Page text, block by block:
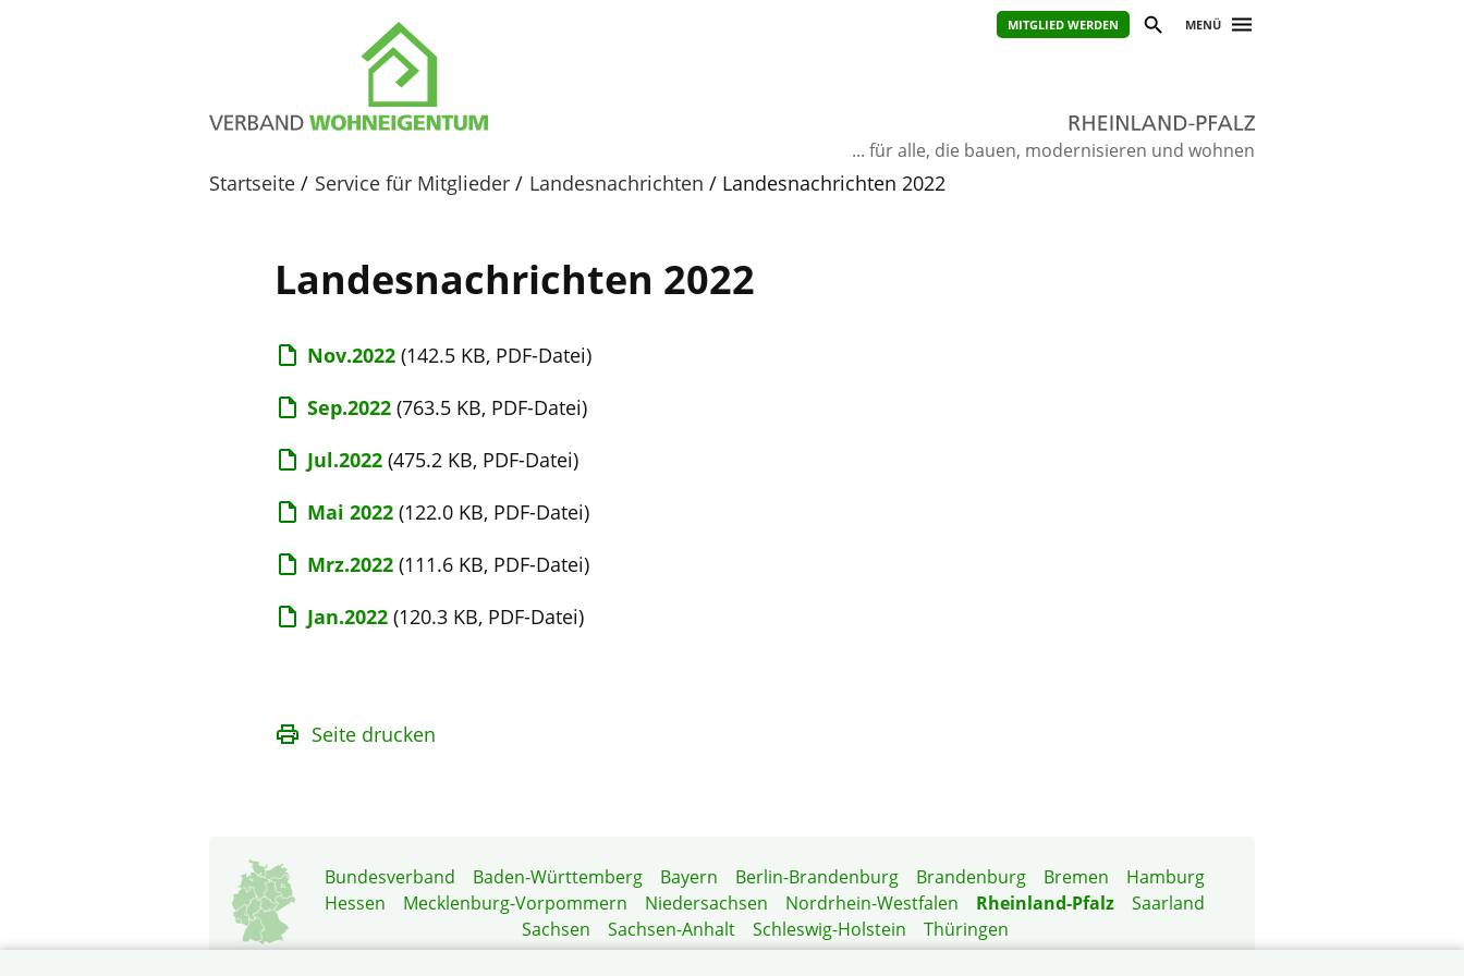
MITGLIED WERDEN MENÜ
... für alle, die bauen, modernisieren und wohnen
Startseite Service für Mitglieder Landesnachrichten Landesnachrichten 2022
Landesnachrichten 2022
Nov.2022 (142.5 KB, PDF-Datei)
Sep.2022 (763.5 KB, PDF-Datei)
Jul.2022 (475.2 KB, PDF-Datei)
Mai 2022 (122.0 KB, PDF-Datei)
Mrz.2022 (111.6 KB, PDF-Datei)
Jan.2022 (120.3 KB, PDF-Datei)
Seite drucken
Bundesverband Baden-Württemberg Bayern Berlin-Brandenburg Brandenburg Bremen
Hamburg
Hessen
Mecklenburg-Vorpommern Niedersachsen Nordrhein-Westfalen Rheinland-Pfalz
Saarland
Sachsen
Sachsen-Anhalt Schleswig-Holstein
Thüringen